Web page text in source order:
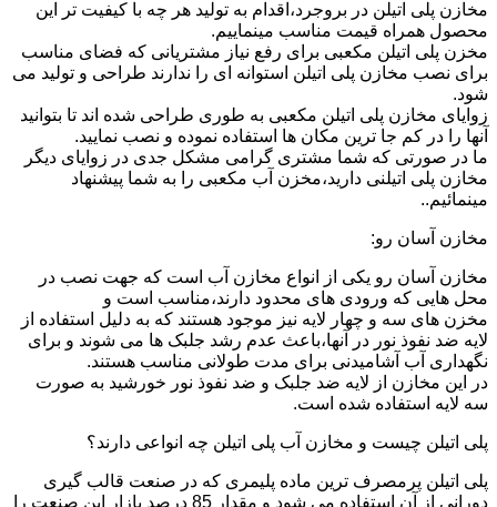
مخازن پلی اتیلن در بروجرد،اقدام به تولید هر چه با کیفیت تر این
محصول همراه قیمت مناسب مینماییم.
مخزن پلی اتیلن مکعبی برای رفع نیاز مشتریانی که فضای مناسب
برای نصب مخازن پلی اتیلن استوانه ای را ندارند طراحی و تولید می
شود.
زوایای مخازن پلی اتیلن مکعبی به طوری طراحی شده اند تا بتوانید
آنها را در کم جا ترین مکان ها استفاده نموده و نصب نمایید.
ما در صورتی که شما مشتری گرامی مشکل جدی در زوایای دیگر
مخازن پلی اتیلنی دارید،مخزن آب مکعبی را به شما پیشنهاد
مینمائیم..
مخازن آسان رو:
مخازن آسان رو یکی از انواع مخازن آب است که جهت نصب در
محل هایی که ورودی های محدود دارند،مناسب است و
مخزن های سه و چهار لایه نیز موجود هستند که به دلیل استفاده از
لایه ضد نفوذ نور در آنها،باعث عدم رشد جلبک ها می شوند و برای
نگهداری آب آشامیدنی برای مدت طولانی مناسب هستند.
در این مخازن از لایه ضد جلبک و ضد نفوذ نور خورشید به صورت
سه لایه استفاده شده است.
پلی اتیلن چیست و مخازن آب پلی اتیلن چه انواعی دارند؟
پلی اتیلن پرمصرف ترین ماده پلیمری که در صنعت قالب گیری
دورانی از آن استفاده می شود و مقدار 85 درصد بازار این صنعت را